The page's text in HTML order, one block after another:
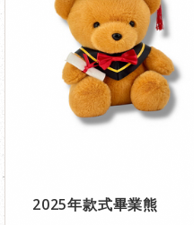
2025年款式畢業熊